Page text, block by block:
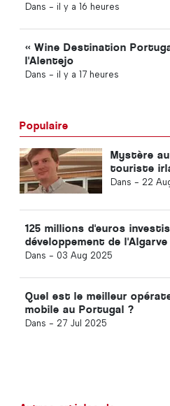
Dans - il y a 16 heures
« Wine Destination
l'Alentejo
Dans - il y a 17 heures
Populaire
Mystère
touriste
Dans - 22
125 millions d'euros
développement de l'Algarve
Dans - 03 Aug 2025
Quel est le meilleur
mobile au Portugal ?
Dans - 27 Jul 2025